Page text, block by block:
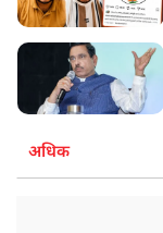
अधिक